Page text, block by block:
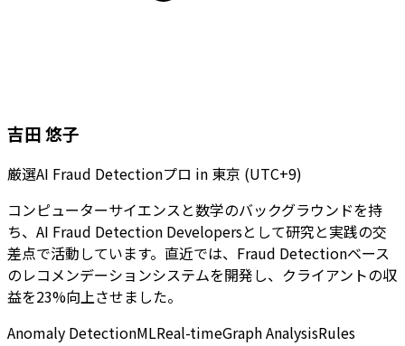
吉田 悠子
厳選AI Fraud Detectionプロ in 東京 (UTC+9)
コンピューターサイエンスと数学のバックグラウンドを持
ち、AI Fraud Detection Developersとして研究と実践の交
差点で活動しています。直近では、Fraud Detectionベース
のレコメンデーションシステムを開発し、クライアントの収
益を23%向上させました。
Anomaly DetectionMLReal-timeGraph AnalysisRules